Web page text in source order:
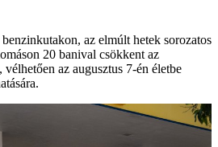
az elmúlt hetek sorozatos
20 banival csökkent az
az augusztus 7-én életbe